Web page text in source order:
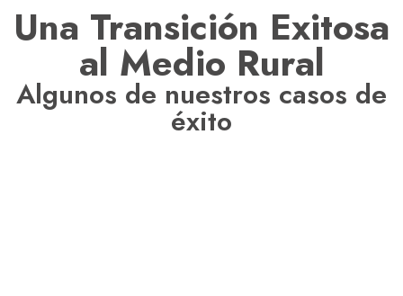
Una Transición Exitosa
al Medio Rural
Algunos de nuestros casos de
éxito